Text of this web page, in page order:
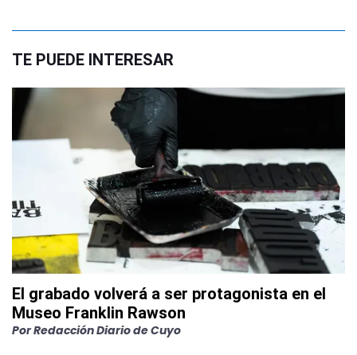
TE PUEDE INTERESAR
El grabado volverá a ser protagonista en el
Museo Franklin Rawson
PorRedacción Diario de Cuyo